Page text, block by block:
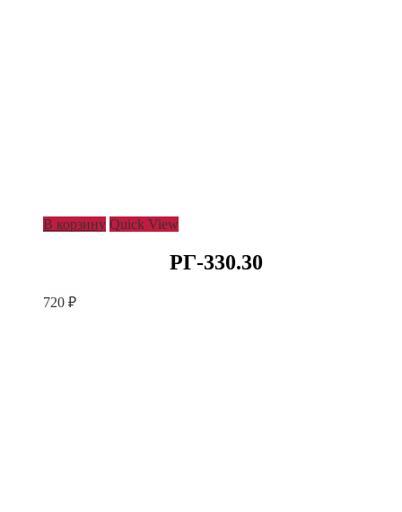
В корзину Quick View
РГ-330.30
720 ₽